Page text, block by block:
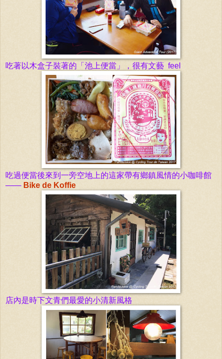
吃著以木盒子裝著的 「 池上便當 」 ，很有文藝 feel
吃過便當後來到一旁空地上的這家帶有鄉鎮風情的小咖啡館
—— Bike de Koffie
店內是時下文青們最愛的小清新風格